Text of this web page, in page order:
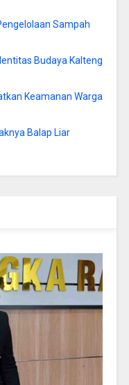
Sampah
Budaya Kalteng
Keamanan Warga
Balap Liar